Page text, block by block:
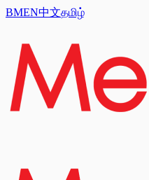
BMEN中文தமிழ்